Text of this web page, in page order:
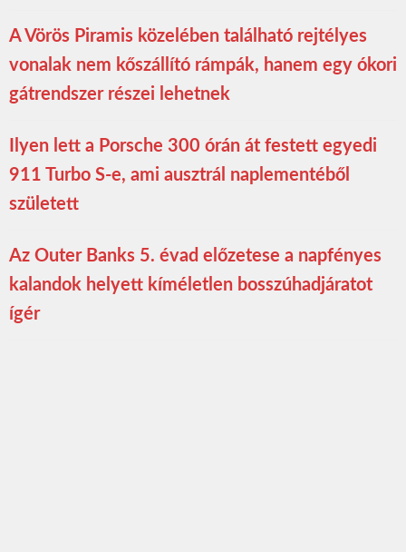
A Vörös Piramis közelében található rejtélyes
vonalak nem kőszállító rámpák, hanem egy ókori
gátrendszer részei lehetnek
Ilyen lett a Porsche 300 órán át festett egyedi
911 Turbo S-e, ami ausztrál naplementéből
született
Az Outer Banks 5. évad előzetese a napfényes
kalandok helyett kíméletlen bosszúhadjáratot
ígér